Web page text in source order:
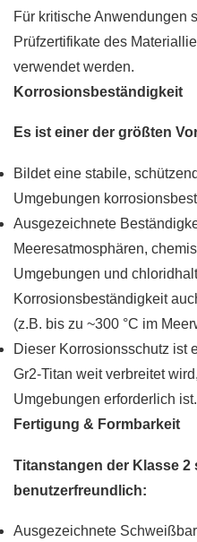
Für kritische Anwendungen
Prüfzertifikate des
verwendet werden.
Korrosionsbeständigkeit
Es ist einer der größten
Bildet eine stabile,
Umgebungen
Ausgezeichnete
Meeresatmosphären,
Umgebungen und
Korrosionsbeständigkeit
(z.B. bis zu ~300 °C im
Dieser Korrosionsschutz ist
Gr2-Titan weit verbreitet
Umgebungen erforderlich ist.
Fertigung & Formbarkeit
Titanstangen der Klasse
benutzerfreundlich:
Ausgezeichnete